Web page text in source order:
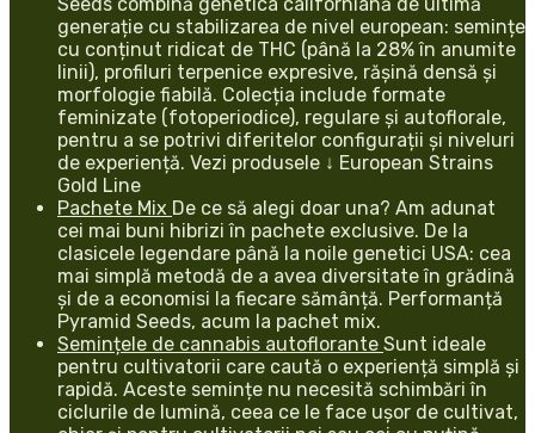
Seeds combină genetica californiană de ultimă
generație cu stabilizarea de nivel european: semințe
cu conținut ridicat de THC (până la 28% în anumite
linii), profiluri terpenice expresive, rășină densă și
morfologie fiabilă. Colecția include formate
feminizate (fotoperiodice), regulare și autoflorale,
pentru a se potrivi diferitelor configurații și niveluri
de experiență. Vezi produsele ↓ European Strains
Gold Line
Pachete Mix De ce să alegi doar una? Am adunat
cei mai buni hibrizi în pachete exclusive. De la
clasicele legendare până la noile genetici USA: cea
mai simplă metodă de a avea diversitate în grădină
și de a economisi la fiecare sămânță. Performanță
Pyramid Seeds, acum la pachet mix.
Semințele de cannabis autoflorante Sunt ideale
pentru cultivatorii care caută o experiență simplă și
rapidă. Aceste semințe nu necesită schimbări în
ciclurile de lumină, ceea ce le face ușor de cultivat,